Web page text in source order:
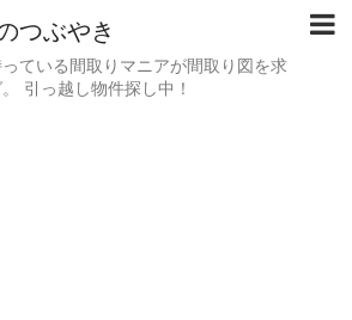
つぶやき
ている間取りマニアが間取り図を求
引っ越し物件探し中！